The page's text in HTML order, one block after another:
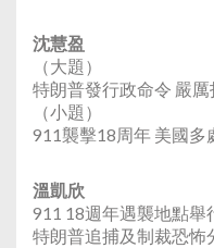
沈慧盈
（大題）
特朗普發行政命令 嚴
（小題）
911襲擊18周年 美國多
溫凱欣
911 18週年遇襲地點舉
特朗普追捕及制裁恐怖